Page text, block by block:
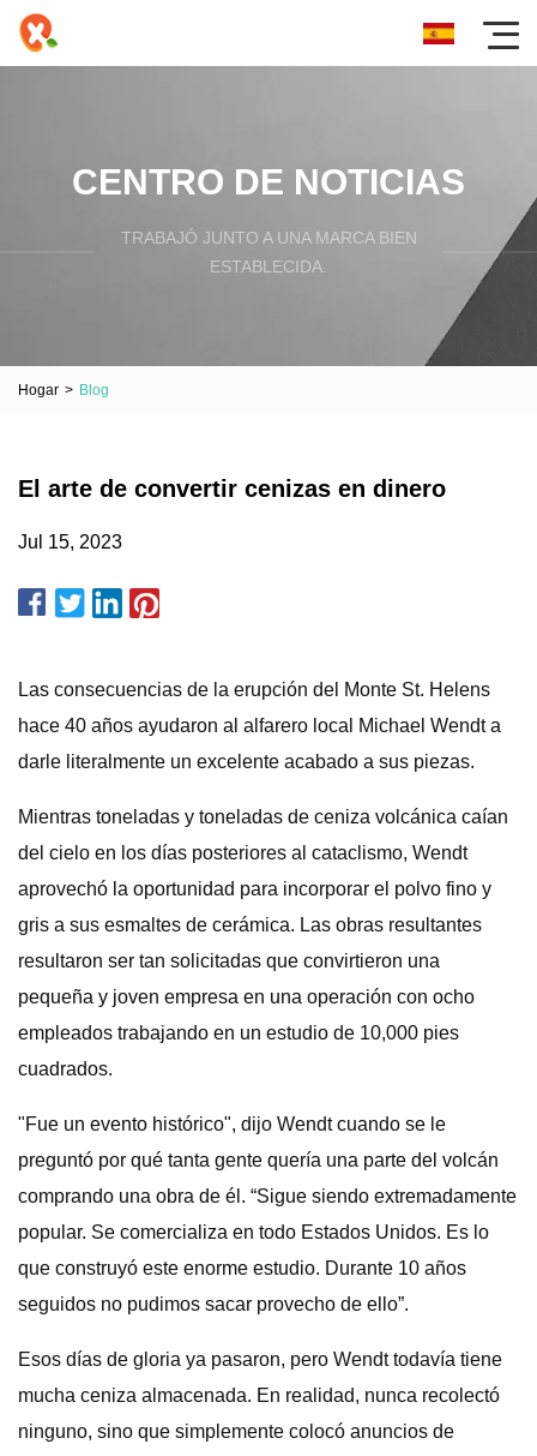
CENTRO DE NOTICIAS
TRABAJÓ JUNTO A UNA MARCA BIEN
ESTABLECIDA.
Hogar > Blog
El arte de convertir cenizas en dinero
Jul 15, 2023
Las consecuencias de la erupción del Monte St. Helens
hace 40 años ayudaron al alfarero local Michael Wendt a
darle literalmente un excelente acabado a sus piezas.
Mientras toneladas y toneladas de ceniza volcánica caían
del cielo en los días posteriores al cataclismo, Wendt
aprovechó la oportunidad para incorporar el polvo fino y
gris a sus esmaltes de cerámica. Las obras resultantes
resultaron ser tan solicitadas que convirtieron una
pequeña y joven empresa en una operación con ocho
empleados trabajando en un estudio de 10,000 pies
cuadrados.
"Fue un evento histórico", dijo Wendt cuando se le
preguntó por qué tanta gente quería una parte del volcán
comprando una obra de él. “Sigue siendo extremadamente
popular. Se comercializa en todo Estados Unidos. Es lo
que construyó este enorme estudio. Durante 10 años
seguidos no pudimos sacar provecho de ello”.
Esos días de gloria ya pasaron, pero Wendt todavía tiene
mucha ceniza almacenada. En realidad, nunca recolectó
ninguno, sino que simplemente colocó anuncios de